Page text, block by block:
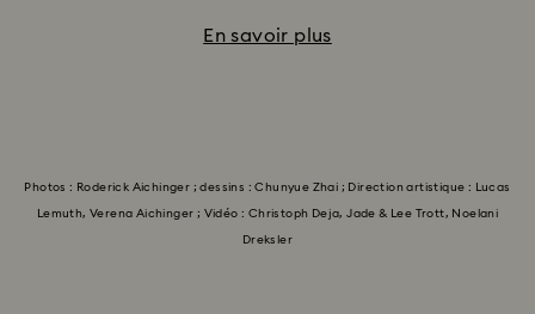
En savoir plus
Photos : Roderick Aichinger ; dessins : Chunyue Zhai ; Direction artistique : Lucas
Lemuth, Verena Aichinger ; Vidéo : Christoph Deja, Jade & Lee Trott, Noelani
Dreksler